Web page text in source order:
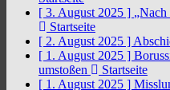
[ 3. August 2025 ]
Startseite
[ 2. August 2025 ]
[ 1. August 2025 ]
umstoßen
Startseite
[ 1. August 2025 ]